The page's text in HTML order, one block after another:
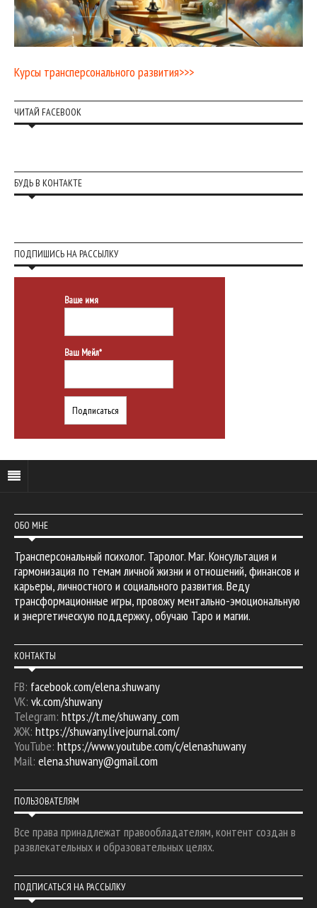
Курсы трансперсонального развития>>>
ЧИТАЙ FACEBOOK
БУДЬ В КОНТАКТЕ
ПОДПИШИСЬ НА РАССЫЛКУ
Ваше имя
Ваш Мейл*
ОБО МНЕ
Трансперсональный психолог. Таролог. Маг. Консультация и
гармонизация по темам личной жизни и отношений, финансов и
карьеры, личностного и социального развития. Веду
трансформационные игры, провожу ментально-эмоциональную
и энергетическую поддержку, обучаю Таро и магии.
КОНТАКТЫ
FB: facebook.com/elena.shuwany
VK: vk.com/shuwany
Telegram: https://t.me/shuwany_com
ЖЖ: https://shuwany.livejournal.com/
YouTube: https://www.youtube.com/c/elenashuwany
Mail: elena.shuwany@gmail.com
ПОЛЬЗОВАТЕЛЯМ
Все права принадлежат правообладателям, контент создан в
развлекательных и образовательных целях.
ПОДПИСАТЬСЯ НА РАССЫЛКУ